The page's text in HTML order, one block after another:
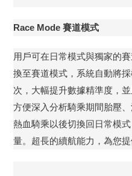
Race Mode 賽道模式
用戶可在日常模式與獨家的
換至賽道模式，系統自動將
次，大幅提升數據精準度，
方便深入分析騎乘期間胎壓、
熱血騎乘以後切換回日常模
量。超長的續航能力，為您提